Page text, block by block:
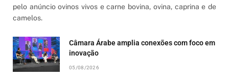
pelo anúncio ovinos vivos e carne bovina, ovina, caprina e de
camelos.
Câmara Árabe amplia conexões com foco em
inovação
05/08/2026